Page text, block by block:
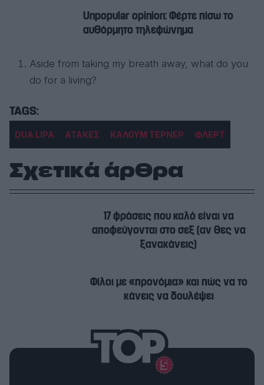
Unpopular opinion: Φέρτε πίσω το
αυθόρμητο τηλεφώνημα
Aside from taking my breath away, what do you
do for a living?
DUA LIPA ΑΤΑΚΕΣ ΚΑΛΟΥΜ ΤΕΡΝΕΡ ΦΛΕΡΤ
Σχετικά άρθρα
17 φράσεις που καλό είναι να
αποφεύγονται στο σεξ (αν θες να
ξανακάνεις)
Φίλοι με «προνόμια» και πώς να το
κάνεις να δουλέψει